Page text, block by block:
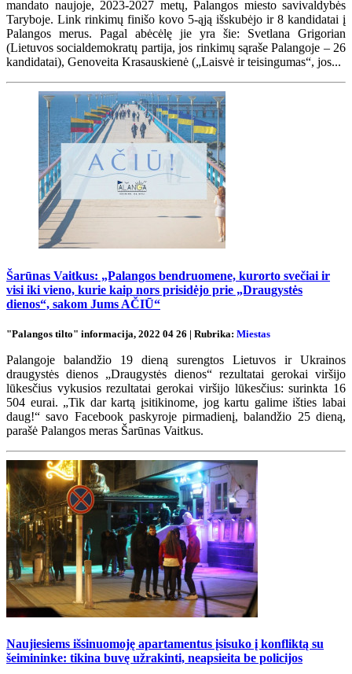
mandato naujoje, 2023-2027 metų, Palangos miesto savivaldybės
Taryboje. Link rinkimų finišo kovo 5-ąją išskubėjo ir 8 kandidatai į
Palangos merus. Pagal abėcėlę jie yra šie: Svetlana Grigorian
(Lietuvos socialdemokratų partija, jos rinkimų sąraše Palangoje – 26
kandidatai), Genoveita Krasauskienė („Laisvė ir teisingumas“, jos...
Šarūnas Vaitkus: „Palangos bendruomene, kurorto svečiai ir
visi iki vieno, kurie kaip nors prisidėjo prie „Draugystės
dienos“, sakom Jums AČIŪ“
"Palangos tilto" informacija, 2022 04 26 | Rubrika: Miestas
Palangoje balandžio 19 dieną surengtos Lietuvos ir Ukrainos
draugystės dienos „Draugystės dienos“ rezultatai gerokai viršijo
lūkesčius vykusios rezultatai gerokai viršijo lūkesčius: surinkta 16
504 eurai. „Tik dar kartą įsitikinome, jog kartu galime išties labai
daug!“ savo Facebook paskyroje pirmadienį, balandžio 25 dieną,
parašė Palangos meras Šarūnas Vaitkus.
Naujiesiems išsinuomoję apartamentus įsisuko į konfliktą su
šeimininke: tikina buvę užrakinti, neapsieita be policijos